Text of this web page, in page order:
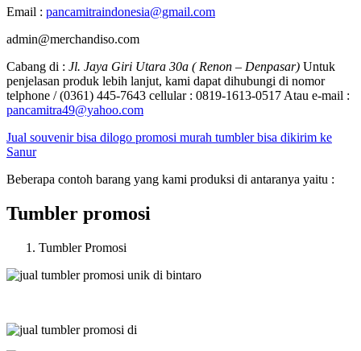
Email : pancamitraindonesia@gmail.com
admin@merchandiso.com
Cabang di : Jl. Jaya Giri Utara 30a ( Renon – Denpasar) Untuk
penjelasan produk lebih lanjut, kami dapat dihubungi di nomor
telphone / (0361) 445-7643 cellular : 0819-1613-0517 Atau e-mail :
pancamitra49@yahoo.com
Jual souvenir bisa dilogo promosi murah tumbler bisa dikirim ke
Sanur
Beberapa contoh barang yang kami produksi di antaranya yaitu :
Tumbler promosi
Tumbler Promosi